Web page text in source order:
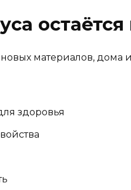
материалов, дома
здоровья